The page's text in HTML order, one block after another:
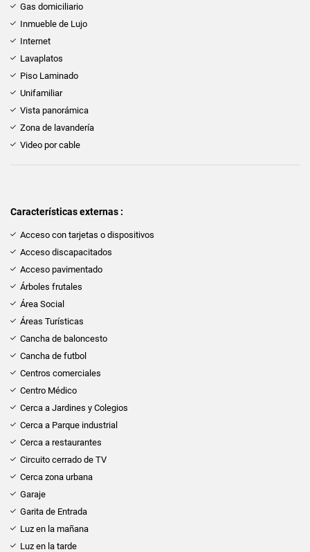
Gas domiciliario
Inmueble de Lujo
Internet
Lavaplatos
Piso Laminado
Unifamiliar
Vista panorámica
Zona de lavandería
Video por cable
Características externas :
Acceso con tarjetas o dispositivos
Acceso discapacitados
Acceso pavimentado
Árboles frutales
Área Social
Áreas Turísticas
Cancha de baloncesto
Cancha de futbol
Centros comerciales
Centro Médico
Cerca a Jardines y Colegios
Cerca a Parque industrial
Cerca a restaurantes
Circuito cerrado de TV
Cerca zona urbana
Garaje
Garita de Entrada
Luz en la mañana
Luz en la tarde